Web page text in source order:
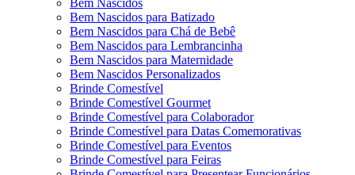
Bem Nascidos
Bem Nascidos para Batizado
Bem Nascidos para Chá de Bebê
Bem Nascidos para Lembrancinha
Bem Nascidos para Maternidade
Bem Nascidos Personalizados
Brinde Comestível
Brinde Comestível Gourmet
Brinde Comestível para Colaborador
Brinde Comestível para Datas Comemorativas
Brinde Comestível para Eventos
Brinde Comestível para Feiras